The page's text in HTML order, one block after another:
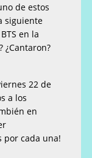
de estos
siguiente
en la
¿Cantaron?
22 de
a los
en
por cada una!